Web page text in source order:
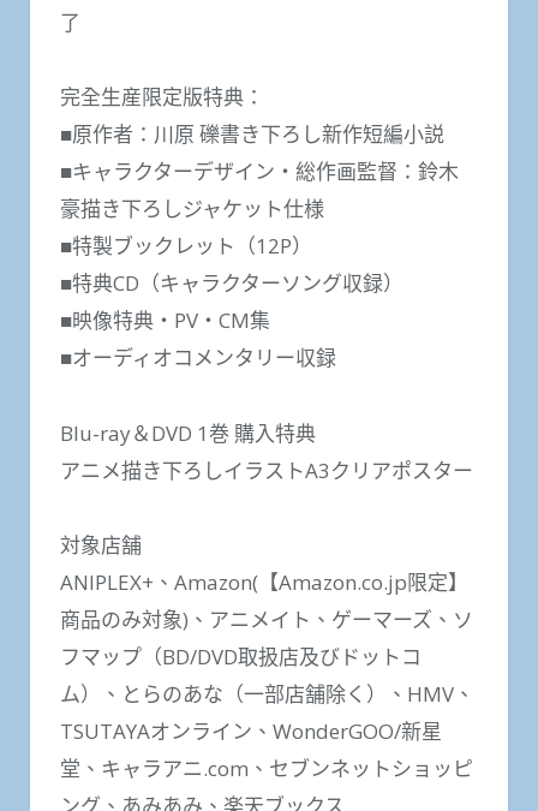
了
完全生産限定版特典：
■原作者：川原 礫書き下ろし新作短編小説
■キャラクターデザイン・総作画監督：鈴木
豪描き下ろしジャケット仕様
■特製ブックレット（12P）
■特典CD（キャラクターソング収録）
■映像特典・PV・CM集
■オーディオコメンタリー収録
Blu-ray＆DVD 1巻 購入特典
アニメ描き下ろしイラストA3クリアポスター
対象店舗
ANIPLEX+、Amazon(【Amazon.co.jp限定】
商品のみ対象)、アニメイト、ゲーマーズ、ソ
フマップ（BD/DVD取扱店及びドットコ
ム）、とらのあな（一部店舗除く）、HMV、
TSUTAYAオンライン、WonderGOO/新星
堂、キャラアニ.com、セブンネットショッピ